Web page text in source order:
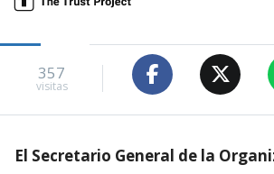
357
visitas
El Secretario General de la